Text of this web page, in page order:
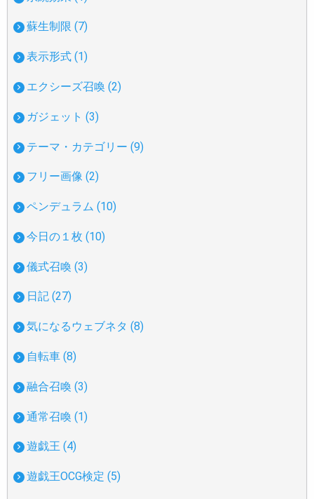
蘇生制限 (7)
表示形式 (1)
エクシーズ召喚 (2)
ガジェット (3)
テーマ・カテゴリー (9)
フリー画像 (2)
ペンデュラム (10)
今日の１枚 (10)
儀式召喚 (3)
日記 (27)
気になるウェブネタ (8)
自転車 (8)
融合召喚 (3)
通常召喚 (1)
遊戯王 (4)
遊戯王OCG検定 (5)